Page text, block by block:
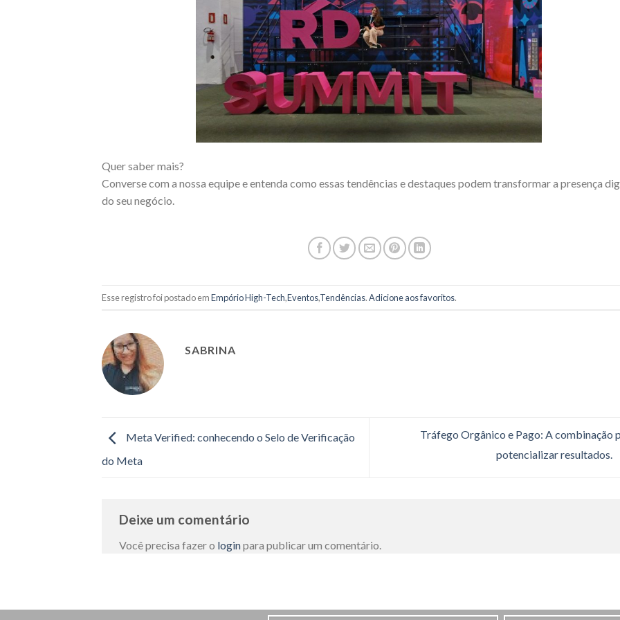
Quer saber mais?
Converse com a nossa equipe e entenda como essas tendências e destaques podem transformar a presença
do seu negócio.
Esse registro foi postado emEmpório High-Tech,Eventos,Tendências.Adicione aos favoritos.
SABRINA
Meta Verified: conhecendo o Selo de Verificação
do Meta
Tráfego Orgânico e Pago: A combinação
potencializar resultados.
Deixe um comentário
Você precisa fazer o loginpara publicar um comentário.